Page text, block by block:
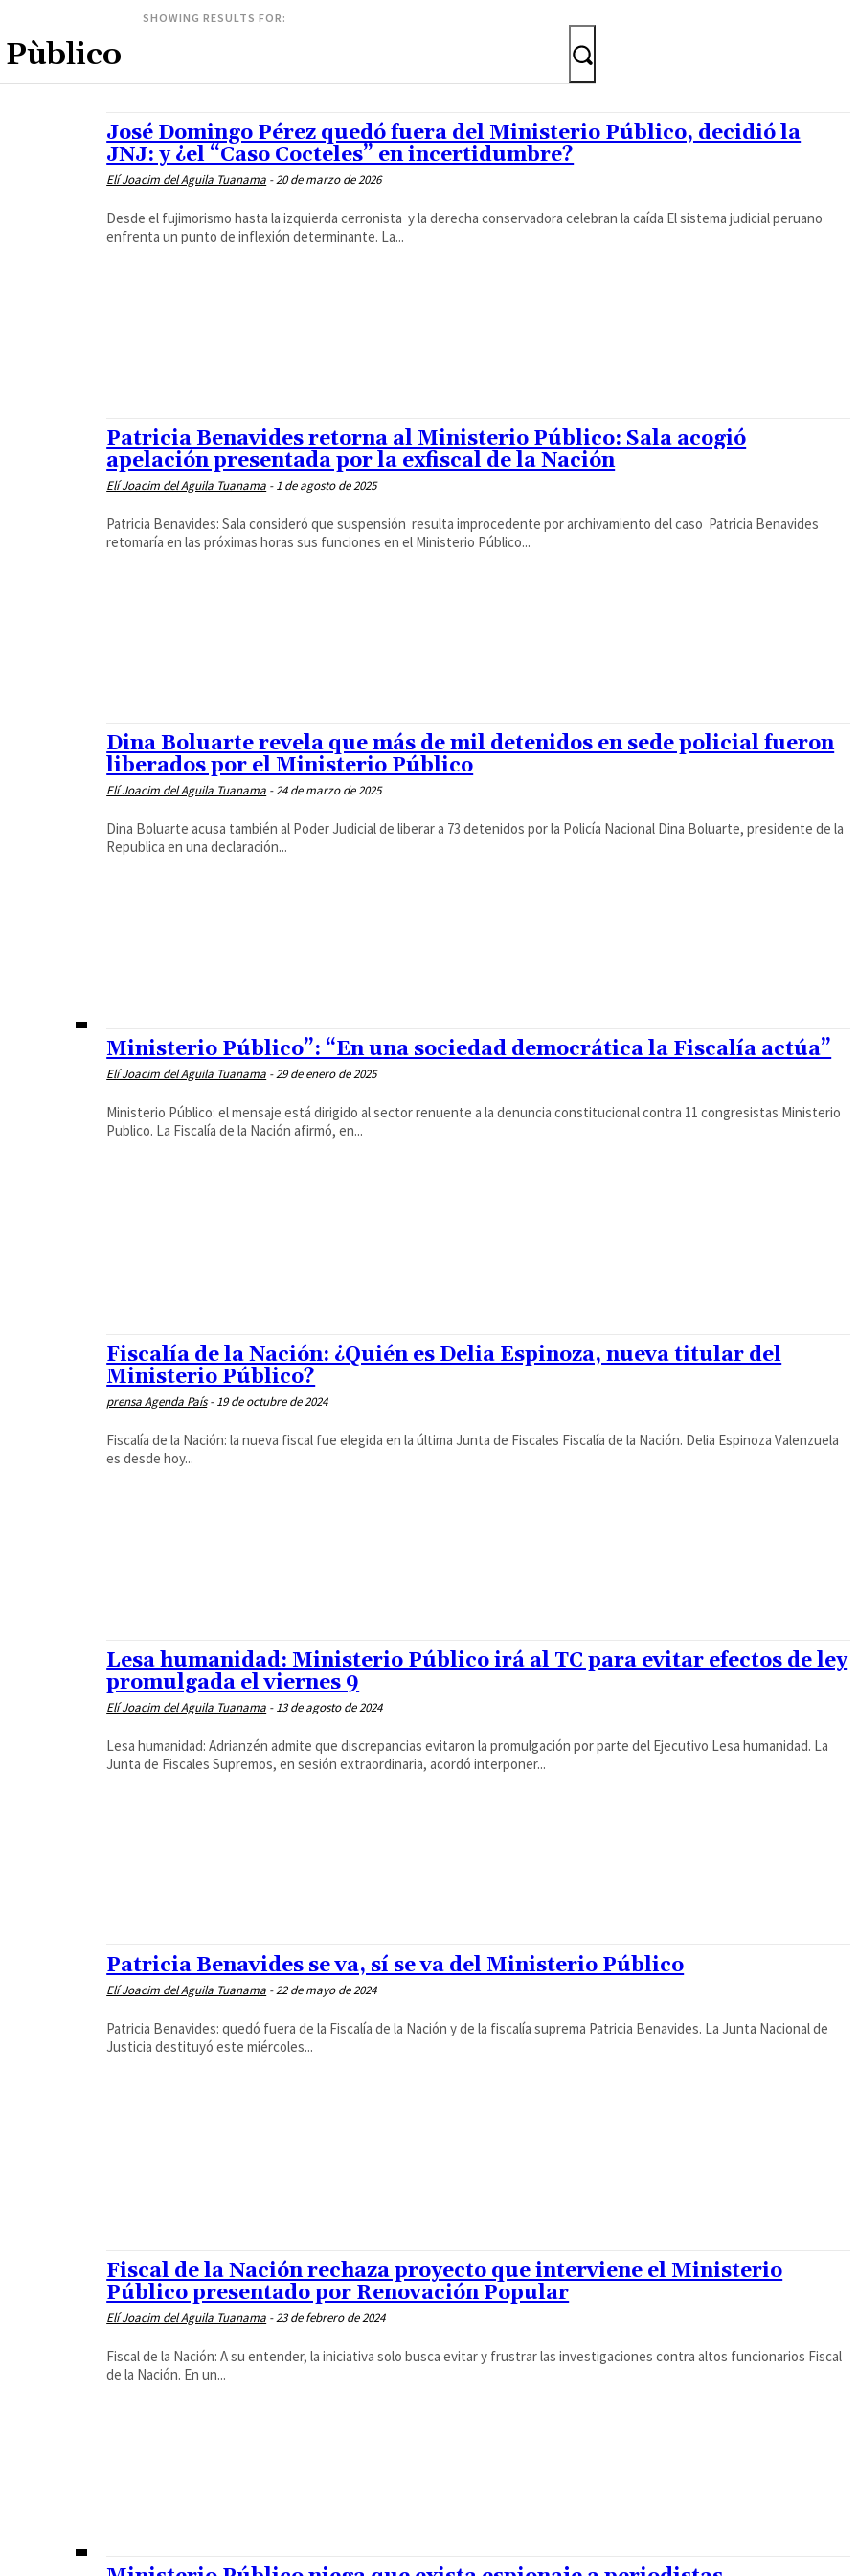
SHOWING RESULTS FOR:
José Domingo Pérez quedó fuera del Ministerio Público, decidió la
JNJ: y ¿el “Caso Cocteles” en incertidumbre?
Elí Joacim del Aguila Tuanama -20 de marzo de 2026
Desde el fujimorismo hasta la izquierda cerronista y la derecha conservadora celebran la caída El sistema judicial peruano
enfrenta un punto de inflexión determinante. La...
Patricia Benavides retorna al Ministerio Público: Sala acogió
apelación presentada por la exfiscal de la Nación
Elí Joacim del Aguila Tuanama - 1 de agosto de 2025
Patricia Benavides: Sala consideró que suspensión resulta improcedente por archivamiento del caso Patricia Benavides
retomaría en las próximas horas sus funciones en el Ministerio Público...
Dina Boluarte revela que más de mil detenidos en sede policial fueron
liberados por el Ministerio Público
Elí Joacim del Aguila Tuanama -24 de marzo de 2025
Dina Boluarte acusa también al Poder Judicial de liberar a 73 detenidos por la Policía Nacional Dina Boluarte, presidente de la
Republica en una declaración...
Ministerio Público”: “En una sociedad democrática la Fiscalía actúa”
Elí Joacim del Aguila Tuanama -29 de enero de 2025
Ministerio Público: el mensaje está dirigido al sector renuente a la denuncia constitucional contra 11 congresistas Ministerio
Publico. La Fiscalía de la Nación afirmó, en...
Fiscalía de la Nación: ¿Quién es Delia Espinoza, nueva titular del
Ministerio Público?
prensa Agenda País - 19 de octubre de 2024
Fiscalía de la Nación: la nueva fiscal fue elegida en la última Junta de Fiscales Fiscalía de la Nación. Delia Espinoza Valenzuela
es desde hoy...
Lesa humanidad: Ministerio Público irá al TC para evitar efectos de ley
promulgada el viernes 9
Elí Joacim del Aguila Tuanama - 13 de agosto de 2024
Lesa humanidad: Adrianzén admite que discrepancias evitaron la promulgación por parte del Ejecutivo Lesa humanidad. La
Junta de Fiscales Supremos, en sesión extraordinaria, acordó interponer...
Patricia Benavides se va, sí se va del Ministerio Público
Elí Joacim del Aguila Tuanama -22 de mayo de 2024
Patricia Benavides: quedó fuera de la Fiscalía de la Nación y de la fiscalía suprema Patricia Benavides. La Junta Nacional de
Justicia destituyó este miércoles...
Fiscal de la Nación rechaza proyecto que interviene el Ministerio
Público presentado por Renovación Popular
Elí Joacim del Aguila Tuanama -23 de febrero de 2024
Fiscal de la Nación: A su entender, la iniciativa solo busca evitar y frustrar las investigaciones contra altos funcionarios Fiscal
de la Nación. En un...